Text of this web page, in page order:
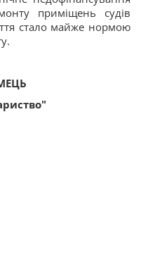
приміщень судів
стало майже нормою